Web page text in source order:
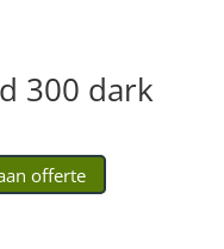
300 dark
offerte